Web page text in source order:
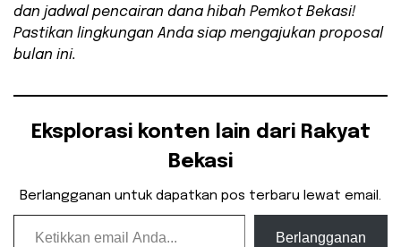
dan jadwal pencairan dana hibah Pemkot Bekasi!
Pastikan lingkungan Anda siap mengajukan proposal
bulan ini.
Eksplorasi konten lain dari Rakyat
Bekasi
Berlangganan untuk dapatkan pos terbaru lewat email.
Ketikkan email Anda...
Berlangganan